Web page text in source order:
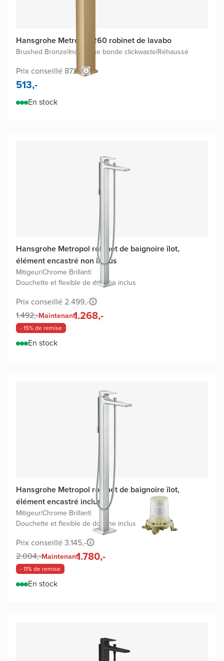
Hansgrohe Metropol 260 robinet de lavabo
Brushed Bronze|Inclus une bonde clickwaste|Réhaussé
Prix conseillé 872,-
513,-
En stock
Hansgrohe Metropol robinet de baignoire îlot,
élément encastré non inclus
Mitigeur|Chrome Brillant|
Douchette et flexible de douche inclus
Prix conseillé 2.499,-
1.492,-Maintenant1.268,-
- 15% de remise
En stock
Hansgrohe Metropol robinet de baignoire îlot,
élément encastré inclus
Mitigeur|Chrome Brillant|
Douchette et flexible de douche inclus
Prix conseillé 3.145,-
2.004,-Maintenant1.780,-
- 11% de remise
En stock